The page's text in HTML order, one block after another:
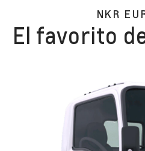
NKR
El favorito